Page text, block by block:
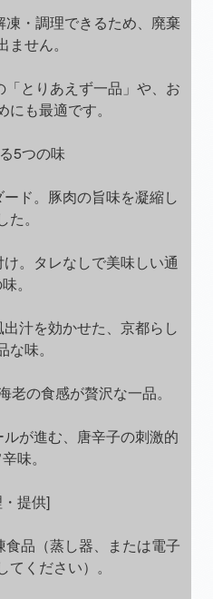
凍・調理できるため、廃棄
ません。
とりあえず一品」や、お
も最適です。
5つの味
ード。豚肉の旨味を凝縮し
た。
け。タレなしで美味しい通
。
出汁を効かせた、京都らし
な味。
老の食感が贅沢な一品。
ルが進む、唐辛子の刺激的
味。
提供]
品（蒸し器、または電子
てください）。